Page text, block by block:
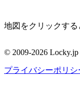
地図をクリックす
周辺の停留所
© 2009-2026 Locky.jp
プライバシーポリシ